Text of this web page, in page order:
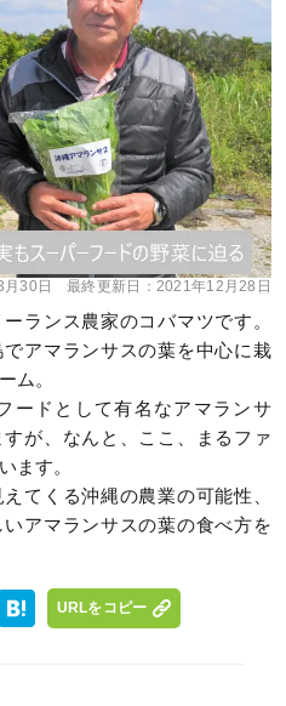
30日 最終更新日： 2021年12月28日
ランス農家のコバマツです。
アマランサスの葉を中心に栽
ム。
ードとして有名なアマランサ
が、なんと、ここ、まるファ
ます。
てくる沖縄の農業の可能性、
アマランサスの葉の食べ方を
URLをコピー